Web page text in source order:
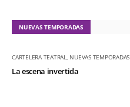
NUEVAS TEMPORADAS
CARTELERA TEATRAL, NUEVAS TEMPORADAS
La escena invertida